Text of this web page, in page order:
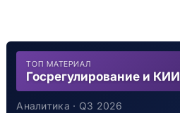
ТОП МАТЕРИАЛ
Госрегулирование и КИИ
Аналитика · Q3 2026